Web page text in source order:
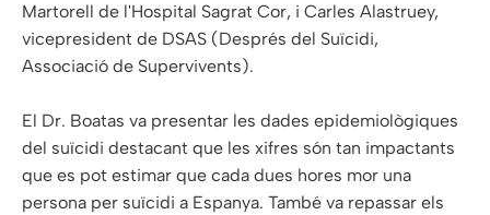
Martorell de l'Hospital Sagrat Cor, i Carles Alastruey,
vicepresident de DSAS (Després del Suïcidi,
Associació de Supervivents).
El Dr. Boatas va presentar les dades epidemiològiques
del suïcidi destacant que les xifres són tan impactants
que es pot estimar que cada dues hores mor una
persona per suïcidi a Espanya. També va repassar els